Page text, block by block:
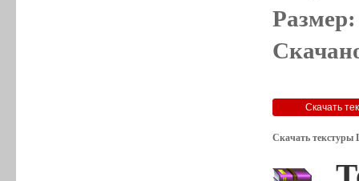
Скачать текстуры